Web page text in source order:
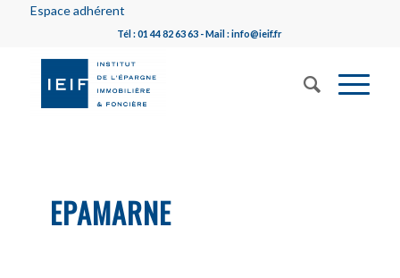
Espace adhérent
Tél : 01 44 82 63 63 - Mail : info@ieif.fr
EPAMARNE